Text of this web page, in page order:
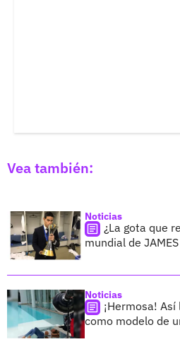
Vea también:
Noticias
¿La gota que
mundial de JAMES
Noticias
¡Hermosa!
como modelo de